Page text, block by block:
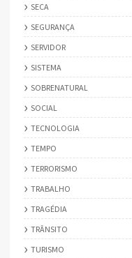
SECA
SEGURANÇA
SERVIDOR
SISTEMA
SOBRENATURAL
SOCIAL
TECNOLOGIA
TEMPO
TERRORISMO
TRABALHO
TRAGÉDIA
TRÂNSITO
TURISMO